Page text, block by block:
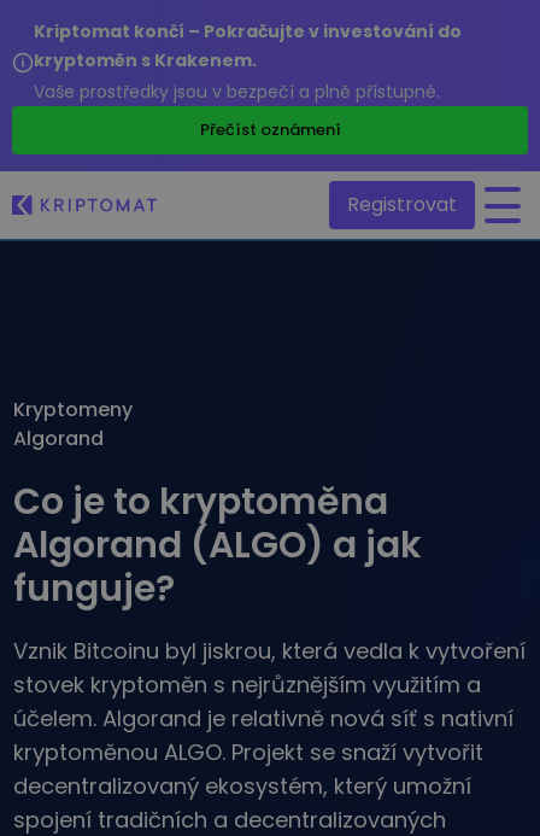
Kriptomat končí – Pokračujte v investování do
kryptoměn s Krakenem.
Vaše prostředky jsou v bezpečí a plně přístupné.
Přečíst oznámení
Najděte investiční příležitosti
Nedávno přidané
Kdybych koupil/a v hodnotě 100 €…
...dnes bych měl/a
Kupte a prodejte krypto
Kupujte přes 300 kryptoměn
Směňte krypto
Přes 1000 párových možností
Inteligentní portfolia
Chytrý způsob investování do krypta
Bezpečná a jednoduchá krypto peněženka
Průzkumník investic
Najdi svou krypto strategii
KriptoEarn
Získejte za své krypto odměny
Registrovat
/
Kryptomeny
Algorand
Co je to kryptoměna
Algorand (ALGO) a jak
funguje?
Vznik Bitcoinu byl jiskrou, která vedla k vytvoření
stovek kryptoměn s nejrůznějším využitím a
účelem. Algorand je relativně nová síť s nativní
kryptoměnou ALGO. Projekt se snaží vytvořit
decentralizovaný ekosystém, který umožní
spojení tradičních a decentralizovaných